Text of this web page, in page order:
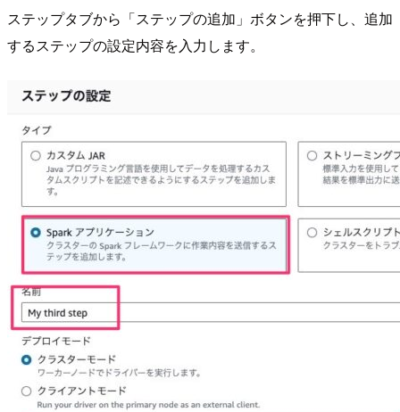
ステップタブから「ステップの追加」ボタンを押下し、追加
するステップの設定内容を入力します。